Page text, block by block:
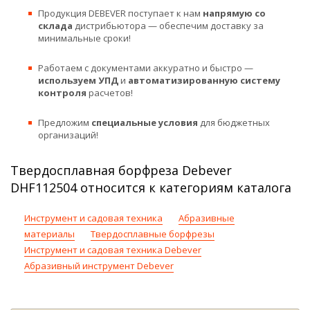
Продукция DEBEVER поступает к нам напрямую со
склада дистрибьютора — обеспечим доставку за
минимальные сроки!
Работаем с документами аккуратно и быстро —
используем УПДи автоматизированную систему
контроля расчетов!
Предложим специальные условия для бюджетных
организаций!
Твердосплавная борфреза Debever
DHF112504 относится к категориям каталога
Инструмент и садовая техника
Абразивные
материалы
Твердосплавные борфрезы
Инструмент и садовая техника Debever
Абразивный инструмент Debever